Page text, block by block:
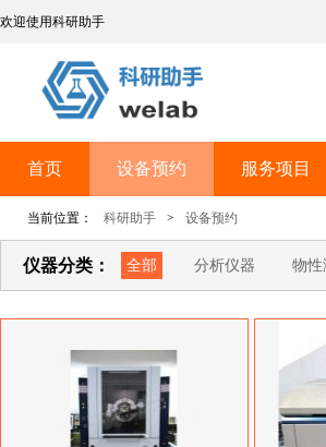
欢迎使用科研助手
首页 设备预约 服务项目
当前位置： 科研助手 > 设备预约
仪器分类： 全部 分析仪器 物性
环境监测仪器 行业专用